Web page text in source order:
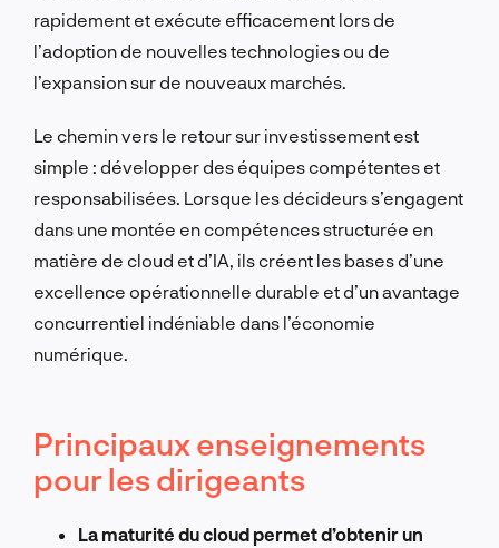
rapidement et exécute efficacement lors de
l’adoption de nouvelles technologies ou de
l’expansion sur de nouveaux marchés.
Le chemin vers le retour sur investissement est
simple : développer des équipes compétentes et
responsabilisées. Lorsque les décideurs s’engagent
dans une montée en compétences structurée en
matière de cloud et d’IA, ils créent les bases d’une
excellence opérationnelle durable et d’un avantage
concurrentiel indéniable dans l’économie
numérique.
Principaux enseignements
pour les dirigeants
La maturité du cloud permet d’obtenir un